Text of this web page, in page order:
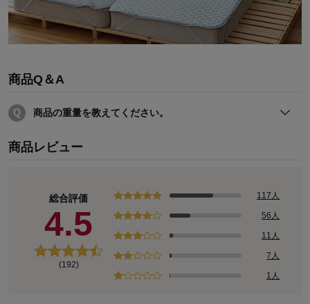
商品Q＆A
商品の重量を教えてください。
商品レビュー
総合評価
4.5
(192)
117人
56人
11人
7人
1人